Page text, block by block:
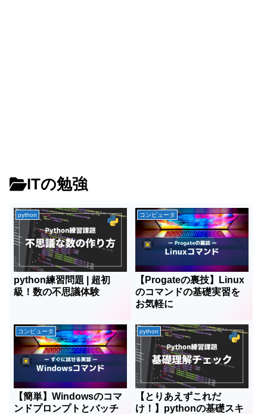
ITの勉強
python
python練習問題 | 超初
級！数の不思議体験
コンピュータ
【Progateの裏技】Linux
のコマンドの基礎実習を
お気軽に
コンピュータ
【簡単】Windowsのコマ
ンドプロンプトとバッチ
python
【とりあえずこれだ
け！】pythonの基礎スキ